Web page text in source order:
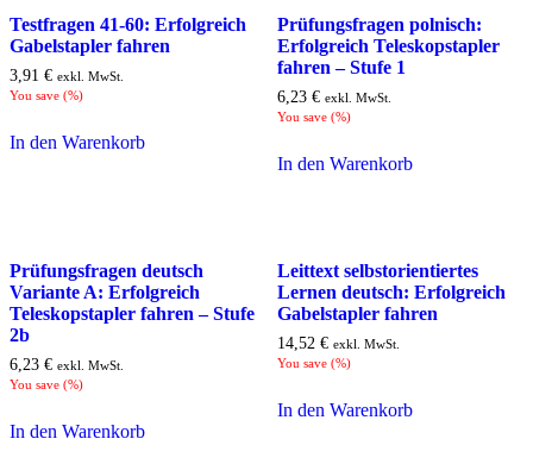
Testfragen 41-60: Erfolgreich
Gabelstapler fahren
3,91 € exkl. MwSt.
You save (%)
In den Warenkorb
Prüfungsfragen polnisch:
Erfolgreich Teleskopstapler
fahren – Stufe 1
6,23 € exkl. MwSt.
You save (%)
In den Warenkorb
Prüfungsfragen deutsch
Variante A: Erfolgreich
Teleskopstapler fahren – Stufe
2b
6,23 € exkl. MwSt.
You save (%)
In den Warenkorb
Leittext selbstorientiertes
Lernen deutsch: Erfolgreich
Gabelstapler fahren
14,52 € exkl. MwSt.
You save (%)
In den Warenkorb